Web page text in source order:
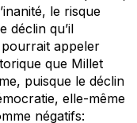
le risque
déclin qu’il
pourrait appeler
que Millet
puisque le déclin
elle-même
négatifs: